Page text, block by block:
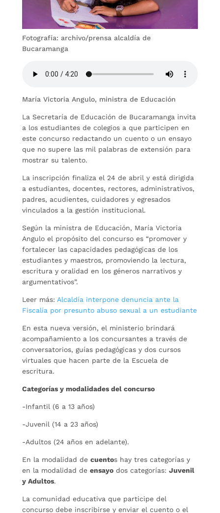
Fotografía: archivo/prensa alcaldía de
Bucaramanga
María Victoria Angulo, ministra de Educación
La Secretaría de Educación de Bucaramanga invita
a los estudiantes de colegios a que participen en
este concurso redactando un cuento o un ensayo
que no supere las mil palabras de extensión para
mostrar su talento.
La inscripción finaliza el 24 de abril y está dirigida
a estudiantes, docentes, rectores, administrativos,
padres, acudientes, cuidadores y egresados
vinculados a la gestión institucional.
Según la ministra de Educación, María Victoria
Angulo el propósito del concurso es “promover y
fortalecer las capacidades pedagógicas de los
estudiantes y maestros, promoviendo la lectura,
escritura y oralidad en los géneros narrativos y
argumentativos”.
Leer más: Alcaldía interpone denuncia ante la
Fiscalía por presunto abuso sexual a un estudiante
En esta nueva versión, el ministerio brindará
acompañamiento a los concursantes a través de
conversatorios, guías pedagógicas y dos cursos
virtuales que hacen parte de la Escuela de
escritura.
Categorías y modalidades del concurso
-Infantil (6 a 13 años)
-Juvenil (14 a 23 años)
-Adultos (24 años en adelante).
En la modalidad de cuentos hay tres categorías y
en la modalidad de ensayodos categorías: Juvenil
y Adultos.
La comunidad educativa que participe del
concurso debe inscribirse y enviar el cuento o el